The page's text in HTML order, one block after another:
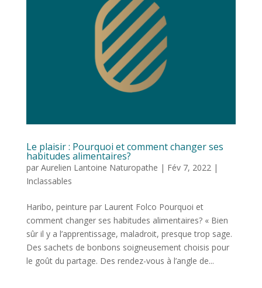
Le plaisir : Pourquoi et comment changer ses
habitudes alimentaires?
par Aurelien Lantoine Naturopathe | Fév 7, 2022 |
Inclassables
Haribo, peinture par Laurent Folco Pourquoi et
comment changer ses habitudes alimentaires? « Bien
sûr il y a l’apprentissage, maladroit, presque trop sage.
Des sachets de bonbons soigneusement choisis pour
le goût du partage. Des rendez-vous à l’angle de...